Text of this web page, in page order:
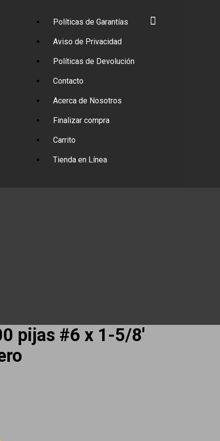
Políticas de Garantías
Aviso de Privacidad
Políticas de Devolución
Contacto
Acerca de Nosotros
Finalizar compra
Carrito
Tienda en Línea
pijas #6 x 1-5/8′